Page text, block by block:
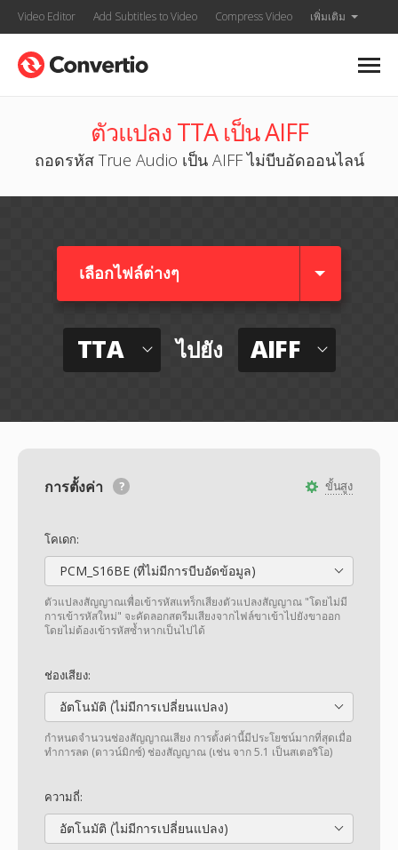
Video Editor Add Subtitles to Video Compress Video เพิ่มเติม
ตัวแปลง TTA เป็น AIFF
ถอดรหัส True Audio เป็น AIFF ไม่บีบอัดออนไลน์
เลือกไฟล์ต่างๆ​
TTA ไปยัง AIFF
ขั้นสูง
การตั้งค่า
โคเดก:
PCM_S16BE (ที่ไม่มีการบีบอัดข้อมูล)
ตัวแปลงสัญญาณเพื่อเข้ารหัสแทร็กเสียงตัวแปลงสัญญาณ "โดยไม่มี
การเข้ารหัสใหม่" จะคัดลอกสตรีมเสียงจากไฟล์ขาเข้าไปยังขาออก
โดยไม่ต้องเข้ารหัสซ้ำหากเป็นไปได้
ช่องเสียง:
อัตโนมัติ (ไม่มีการเปลี่ยนแปลง)
กำหนดจำนวนช่องสัญญาณเสียง การตั้งค่านี้มีประโยชน์มากที่สุดเมื่อ
ทำการลด (ดาวน์มิกซ์) ช่องสัญญาณ (เช่น จาก 5.1 เป็นสเตอริโอ)
ความถี่:
อัตโนมัติ (ไม่มีการเปลี่ยนแปลง)